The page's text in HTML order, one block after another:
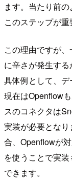
ます。当たり前
このステップが重
この理由ですが
に辛さが発生する
具体例として、
現在はOpenflow
スのコネクタは
実装が必要とな
合、Openflowが
を使うことで実
できます。